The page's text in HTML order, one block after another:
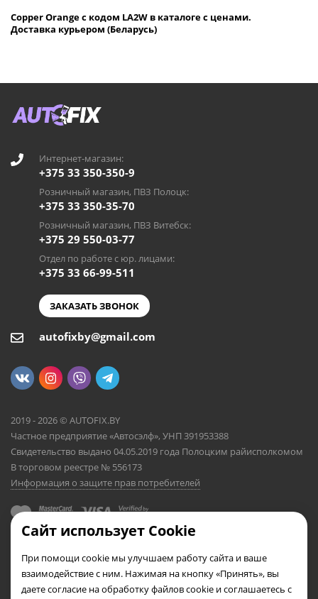
Copper Orange с кодом LA2W в каталоге с ценами.
Доставка курьером (Беларусь)
Интернет-магазин:
+375 33 350-350-9
Розничный магазин, ПВЗ Полоцк:
+375 33 350-35-70
Розничный магазин, ПВЗ Витебск:
+375 29 550-03-77
Отдел по работе с юр. лицами:
+375 33 66-99-511
ЗАКАЗАТЬ ЗВОНОК
autofixby@gmail.com
2019 - 2026 © AUTOFIX.BY
Частное предприятие «Автосэлф», УНП 391953388
Свидетельство выдано 04.05.2019 года Полоцким райисполкомом
В торговом реестре № 556173
Информация о защите прав потребителей
Сайт использует Cookie
При помощи cookie мы улучшаем работу сайта и ваше
взаимодействие с ним. Нажимая на кнопку «Принять», вы
даете согласие на обработку файлов cookie и соглашаетесь с